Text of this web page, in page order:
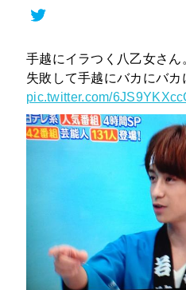
手越にイラつく八乙女さん
失敗して手越にバカにバ
pic.twitter.com/